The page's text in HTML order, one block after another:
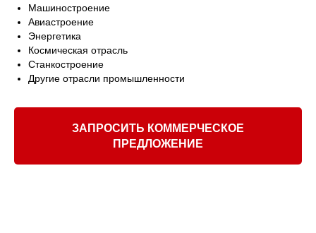
Машиностроение
Авиастроение
Энергетика
Космическая отрасль
Станкостроение
Другие отрасли промышленности
ЗАПРОСИТЬ КОММЕРЧЕСКОЕ
ПРЕДЛОЖЕНИЕ